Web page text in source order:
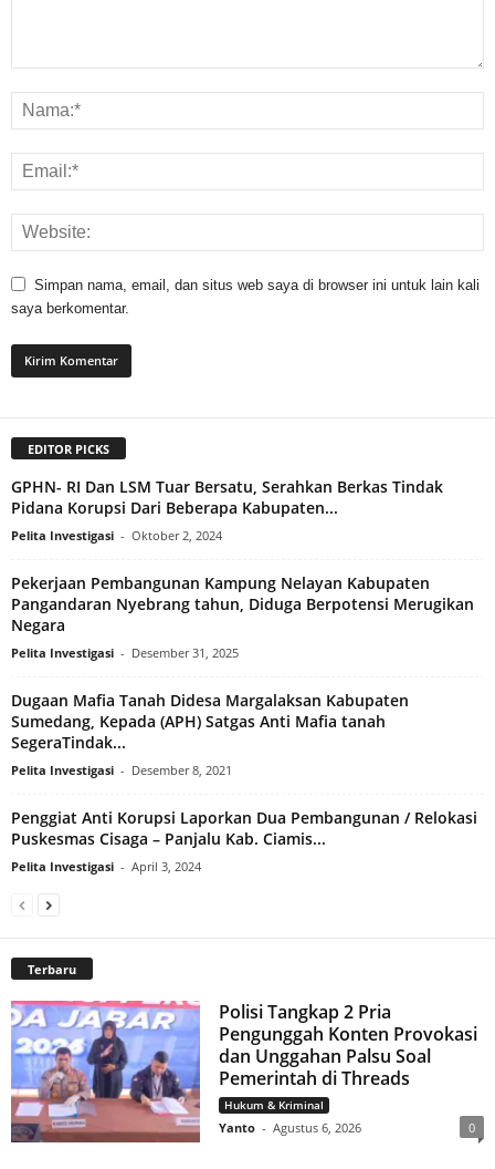
Simpan nama, email, dan situs web saya di browser ini untuk lain kali
saya berkomentar.
EDITOR PICKS
GPHN- RI Dan LSM Tuar Bersatu, Serahkan Berkas Tindak
Pidana Korupsi Dari Beberapa Kabupaten...
Pelita Investigasi - Oktober 2, 2024
Pekerjaan Pembangunan Kampung Nelayan Kabupaten
Pangandaran Nyebrang tahun, Diduga Berpotensi Merugikan
Negara
Pelita Investigasi - Desember 31, 2025
Dugaan Mafia Tanah Didesa Margalaksan Kabupaten
Sumedang, Kepada (APH) Satgas Anti Mafia tanah
SegeraTindak...
Pelita Investigasi - Desember 8, 2021
Penggiat Anti Korupsi Laporkan Dua Pembangunan / Relokasi
Puskesmas Cisaga – Panjalu Kab. Ciamis...
Pelita Investigasi - April 3, 2024
Terbaru
Polisi Tangkap 2 Pria
Pengunggah Konten Provokasi
dan Unggahan Palsu Soal
Pemerintah di Threads
Hukum & Kriminal
Yanto - Agustus 6, 2026 0